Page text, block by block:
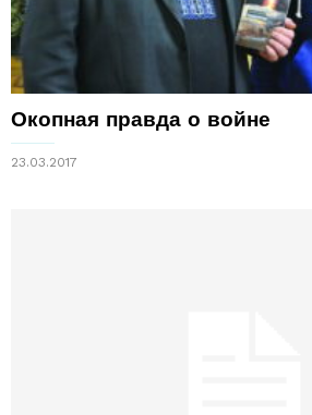
Окопная правда о войне
23.03.2017